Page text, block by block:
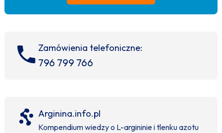
Zamówienia telefoniczne:
796 799 766
Arginina.info.pl
Kompendium wiedzy o L-argininie i tlenku azotu